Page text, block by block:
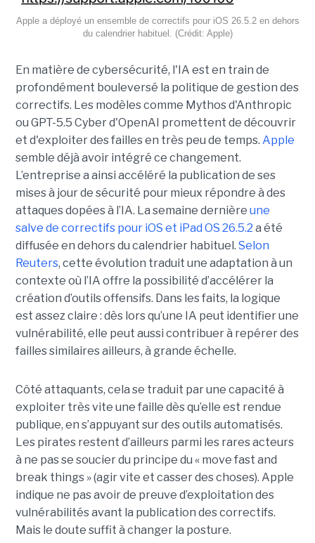
Apple a déployé un ensemble de correctifs pour iOS 26.5.2 en dehors
du calendrier habituel. (Crédit: Apple)
En matière de cybersécurité, l'IA est en train de
profondément bouleversé la politique de gestion des
correctifs. Les modèles comme Mythos d'Anthropic
ou GPT-5.5 Cyber d'OpenAI promettent de découvrir
et d'exploiter des failles en très peu de temps. Apple
semble déjà avoir intégré ce changement.
L’entreprise a ainsi accéléré la publication de ses
mises à jour de sécurité pour mieux répondre à des
attaques dopées à l’IA. La semaine dernière une
salve de correctifs pour iOS et iPad OS 26.5.2 a été
diffusée en dehors du calendrier habituel. Selon
Reuters, cette évolution traduit une adaptation à un
contexte où l’IA offre la possibilité d’accélérer la
création d’outils offensifs. Dans les faits, la logique
est assez claire : dès lors qu’une IA peut identifier une
vulnérabilité, elle peut aussi contribuer à repérer des
failles similaires ailleurs, à grande échelle.
Côté attaquants, cela se traduit par une capacité à
exploiter très vite une faille dès qu’elle est rendue
publique, en s’appuyant sur des outils automatisés.
Les pirates restent d’ailleurs parmi les rares acteurs
à ne pas se soucier du principe du « move fast and
break things » (agir vite et casser des choses). Apple
indique ne pas avoir de preuve d’exploitation des
vulnérabilités avant la publication des correctifs.
Mais le doute suffit à changer la posture.